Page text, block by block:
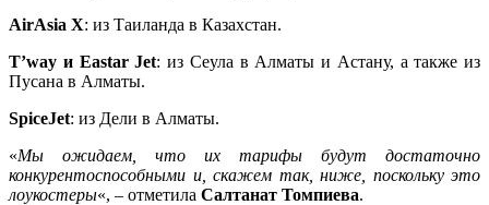
AirAsia X: из Таиланда в Казахстан.
T’way и Eastar Jet: из Сеула в Алматы и Астану, а также из
Пусана в Алматы.
SpiceJet: из Дели в Алматы.
«Мы ожидаем, что их тарифы будут достаточно
конкурентоспособными и, скажем так, ниже, поскольку это
лоукостеры«, – отметила Салтанат Томпиева.